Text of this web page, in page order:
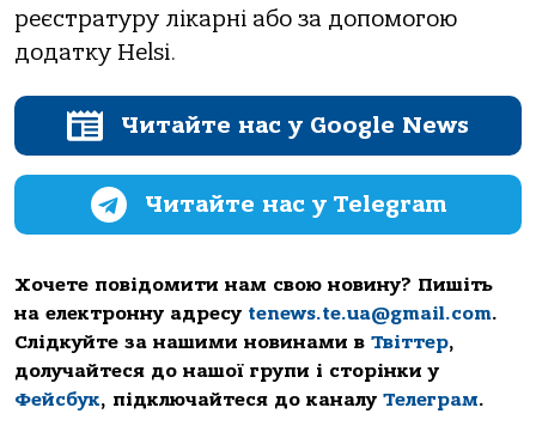
реєстратуру лікарні або за допомогою
додатку Helsi.
Читайте нас у Google News
Читайте нас у Telegram
Хочете повідомити нам свою новину? Пишіть
на електронну адресу tenews.te.ua@gmail.com.
Слідкуйте за нашими новинами в Твіттер,
долучайтеся до нашої групи і сторінки у
Фейсбук, підключайтеся до каналу Телеграм.